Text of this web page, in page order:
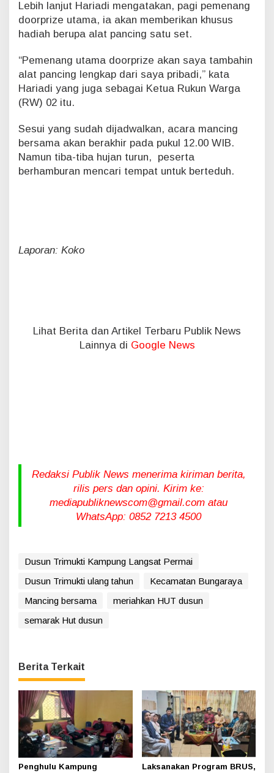
Lebih lanjut Hariadi mengatakan, pagi pemenang
doorprize utama, ia akan memberikan khusus
hadiah berupa alat pancing satu set.
“Pemenang utama doorprize akan saya tambahin
alat pancing lengkap dari saya pribadi,” kata
Hariadi yang juga sebagai Ketua Rukun Warga
(RW) 02 itu.
Sesui yang sudah dijadwalkan, acara mancing
bersama akan berakhir pada pukul 12.00 WIB.
Namun tiba-tiba hujan turun, peserta
berhamburan mencari tempat untuk berteduh.
Laporan: Koko
Lihat Berita dan Artikel Terbaru Publik News
Lainnya di Google News
Redaksi Publik News menerima kiriman berita,
rilis pers dan opini. Kirim ke:
mediapubliknewscom@gmail.com atau
WhatsApp: 0852 7213 4500
Dusun Trimukti Kampung Langsat Permai
Dusun Trimukti ulang tahun
Kecamatan Bungaraya
Mancing bersama
meriahkan HUT dusun
semarak Hut dusun
Berita Terkait
Penghulu Kampung
Laksanakan Program BRUS,